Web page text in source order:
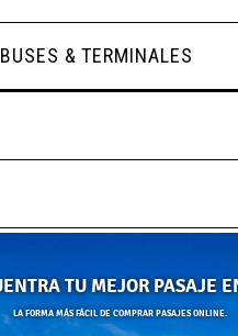
BUSES & TERMINALES